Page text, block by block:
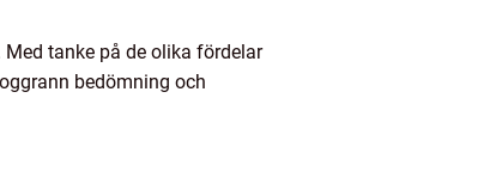
tanke på de olika fördelar
bedömning och